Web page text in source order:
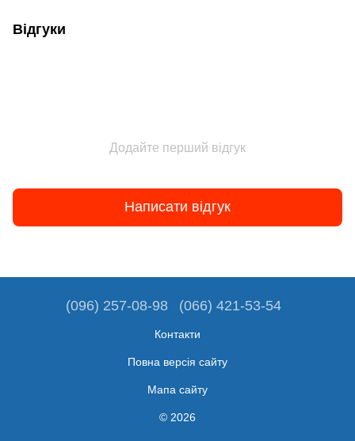
Відгуки
Додайте перший відгук
Написати відгук
(096) 257-08-98 (066) 421-53-54
Контакти
Повна версія сайту
Мапа сайту
© 2026